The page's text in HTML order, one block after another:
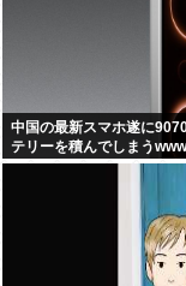
中国の最新スマホ遂に
テリーを積んでしまうwww